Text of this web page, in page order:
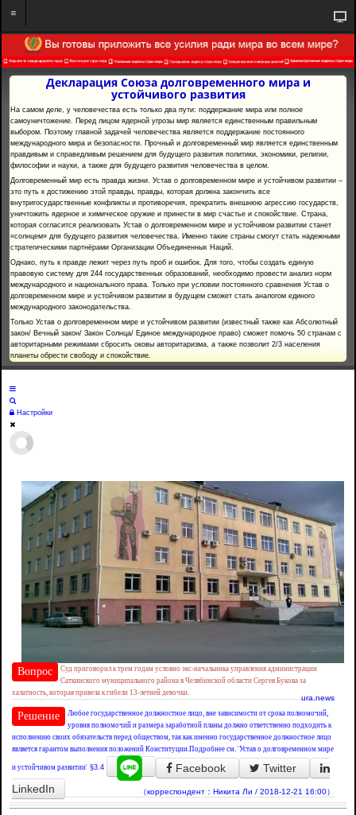
Декларация Союза долговременного мира и
устойчивого развития
На самом деле, у человечества есть только два пути: поддержание мира или полное
самоуничтожение. Перед лицом ядерной угрозы мир является единственным правильным
выбором. Поэтому главной задачей человечества является поддержание постоянного
международного мира и безопасности. Прочный и долговременный мир является единственным
правдивым и справедливым решением для будущего развития политики, экономики, религии,
философии и науки, а также для будущего развития человечества в целом.
Долговременный мир есть правда жизни. Устав о долговременном мире и устойчивом развитии –
это путь к достижению этой правды, правды, которая должна закончить все
внутригосударственные конфликты и противоречия, прекратить внешнюю агрессию государств,
уничтожить ядерное и химическое оружие и принести в мир счастье и спокойствие. Страна,
которая согласится реализовать Устав о долговременном мире и устойчивом развитии станет
«солнцем» для будущего развития человечества. Именно такие страны смогут стать надежными
стратегическими партнёрами Организации Объединенных Наций.
Однако, путь к правде лежит через путь проб и ошибок. Для того, чтобы создать единую
правовую систему для 244 государственных образований, необходимо провести анализ норм
международного и национального права. Только при условии постоянного сравнения Устав о
долговременном мире и устойчивом развитии в будущем сможет стать аналогом единого
международного законодательства.
Только Устав о долговременном мире и устойчивом развитии (известный также как Абсолютный
закон/ Вечный закон/ Закон Солнца/ Единое международное право) сможет помочь 50 странам с
авторитарными режимами сбросить оковы авторитаризма, а также позволит 2/3 населения
планеты обрести свободу и спокойствие.
Настройки
Вопрос
Суд приговорил к трем годам условно экс-начальника управления администрации
Саткинского муниципального района в Челябинской области Сергея Букова за
халатность, которая привела к гибели 13-летней девочки.
ura.news
Решение
Любое государственное должностное лицо, вне зависимости от срока полномочий,
уровня полномочий и размера заработной планы должно ответственно подходить к
исполнению своих обязательств перед обществом, так как именно государственное должностное лицо
является гарантом выполнения положений Конституции.Подробнее см. 'Устав о долговременном мире
и устойчивом развитии' §3.4 Facebook
Twitter
LinkedIn
（корреспондент：Никита Ли / 2018-12-21 16:00）